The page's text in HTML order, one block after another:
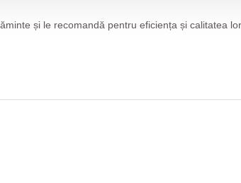
și le recomandă pentru eficiența și calitatea